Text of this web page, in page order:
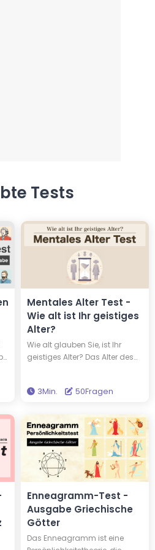
Tests
Mentales Alter Test -
Wie alt ist Ihr geistiges
Alter?
Wie alt glauben Sie, ist Ihr
geistiges Alter? Das Alter des
reifer oder kindlicher sein, als
vermuten lässt. Beantworten
Sie 50 Fragen, um Ihr geistiges
Alter zu ermitteln.
3Min. 50Fragen
Enneagramm-Test -
Ausgabe Griechische
Götter
Das Enneagramm ist eine